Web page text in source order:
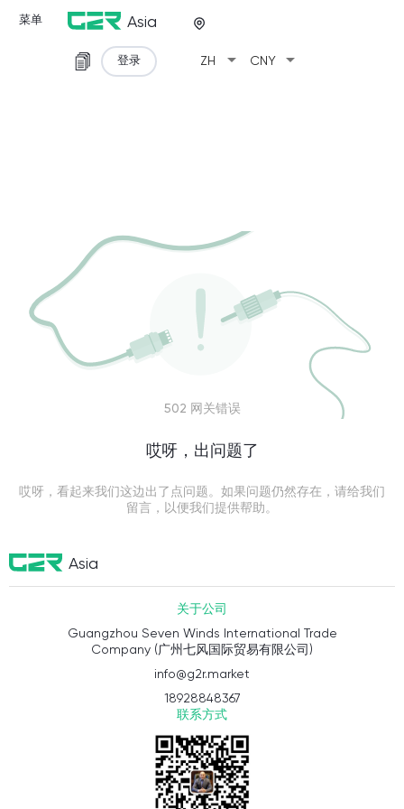
菜单 Asia
ZH arrow_drop_down CNY arrow_drop_down
登录
502 网关错误
哎呀，出问题了
哎呀，看起来我们这边出了点问题。如果问题仍然存在，请给我们
留言，以便我们提供帮助。
Asia
关于公司
Guangzhou Seven Winds International Trade
Company (广州七风国际贸易有限公司)
info@g2r.market
18928848367
联系方式